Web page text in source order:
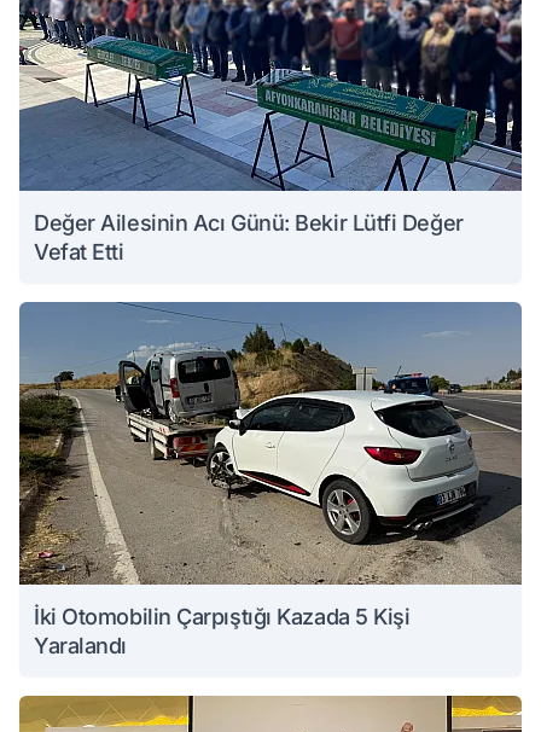
Değer Ailesinin Acı Günü: Bekir Lütfi Değer
Vefat Etti
İki Otomobilin Çarpıştığı Kazada 5 Kişi
Yaralandı